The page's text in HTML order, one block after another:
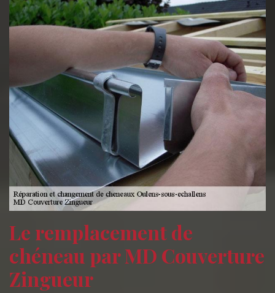
Le remplacement de
chéneau par MD Couverture
Zingueur